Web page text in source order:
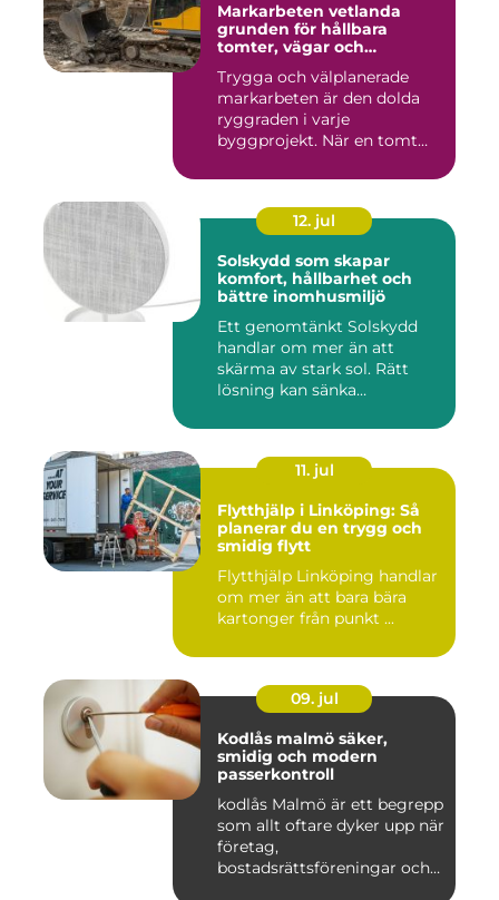
Markarbeten vetlanda
grunden för hållbara
tomter, vägar och
Trygga och välplanerade
markarbeten är den dolda
ryggraden i varje
byggprojekt. När en tomt
12. jul
Solskydd som skapar
komfort, hållbarhet och
bättre inomhusmiljö
Ett genomtänkt Solskydd
handlar om mer än att
skärma av stark sol. Rätt
lösning kan sänka
11. jul
Flytthjälp i Linköping: Så
planerar du en trygg och
smidig flytt
Flytthjälp Linköping handlar
om mer än att bara bära
kartonger från punkt ...
09. jul
Kodlås malmö säker,
smidig och modern
passerkontroll
kodlås Malmö är ett begrepp
som allt oftare dyker upp när
företag,
bostadsrättsföreningar och